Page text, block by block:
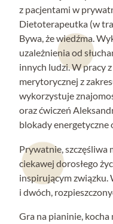
z pacjentami w
Dietoterapeutka (w
Bywa, że wiedźma.
uzależnienia od
innych ludzi. W pracy
merytorycznej z
wykorzystuje
oraz ćwiczeń
blokady energetyczne
Prywatnie, szczęśliwa
ciekawej dorosłego
inspirującym związku.
i dwóch,
Gra na pianinie, kocha